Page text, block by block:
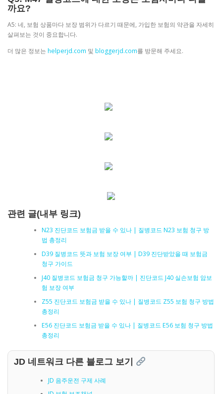
까요?
A5: 네, 보험 상품마다 보장 범위가 다르기 때문에, 가입한 보험의 약관을 자세히
살펴보는 것이 중요합니다.
더 많은 정보는 helperjd.com 및 bloggerjd.com를 방문해 주세요.
관련 글(내부 링크)
N23 진단코드 보험금 받을 수 있나 | 질병코드 N23 보험 청구 방
법 총정리
D39 질병코드 뜻과 보험 보장 여부 | D39 진단받았을 때 보험금
청구 가이드
J40 질병코드 보험금 청구 가능할까 | 진단코드 J40 실손보험 암보
험 보장 여부
Z55 진단코드 보험금 받을 수 있나 | 질병코드 Z55 보험 청구 방법
총정리
E56 진단코드 보험금 받을 수 있나 | 질병코드 E56 보험 청구 방법
총정리
JD 네트워크 다른 블로그 보기
JD 음주운전 구제 사례